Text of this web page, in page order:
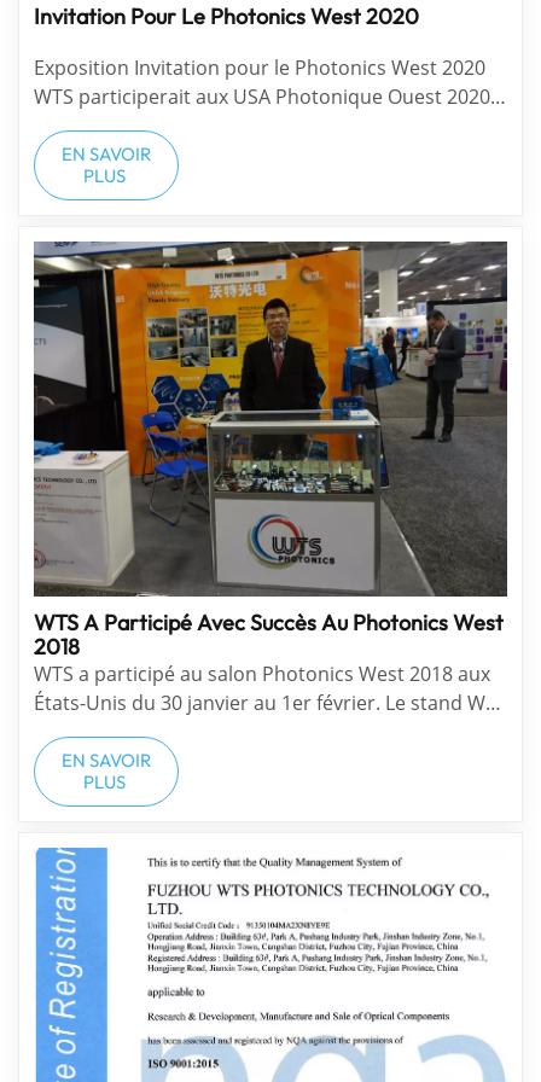
Invitation Pour Le Photonics West 2020
Exposition Invitation pour le Photonics West 2020
WTS participerait aux USA Photonique Ouest 2020
sur le stand #5577 Du 4 au 6 février 2020. N'hésitez
pas à venir nous rencontrer sur notre stand.
Trouvez la solution optique idéale à Photonics West
EN SAVOIR
PLUS
WTS A Participé Avec Succès Au Photonics West
2018
WTS a participé au salon Photonics West 2018 aux
États-Unis du 30 janvier au 1er février. Le stand WTS
est : 4265.. Le salon SPIE Photonics West 2018
s'est tenu du 30 janvier au 1er février 2018 à San
Francisco, aux États-Unis. Cette an...
EN SAVOIR
PLUS